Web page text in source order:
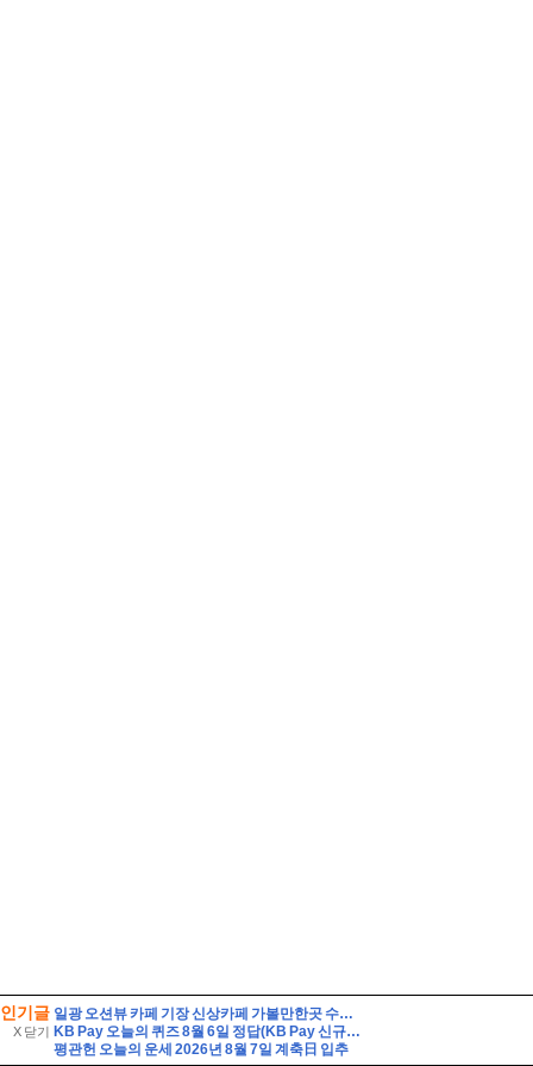
인기글
X 닫기
일광 오션뷰 카페 기장 신상카페 가볼만한곳 수목당 베이커리
KB Pay 오늘의 퀴즈 8월 6일 정답(KB Pay 신규서비스 '깨비로또' 2회차의 1등 당첨금은 얼마일까요?)
평관헌 오늘의 운세 2026년 8월 7일 계축日 입추